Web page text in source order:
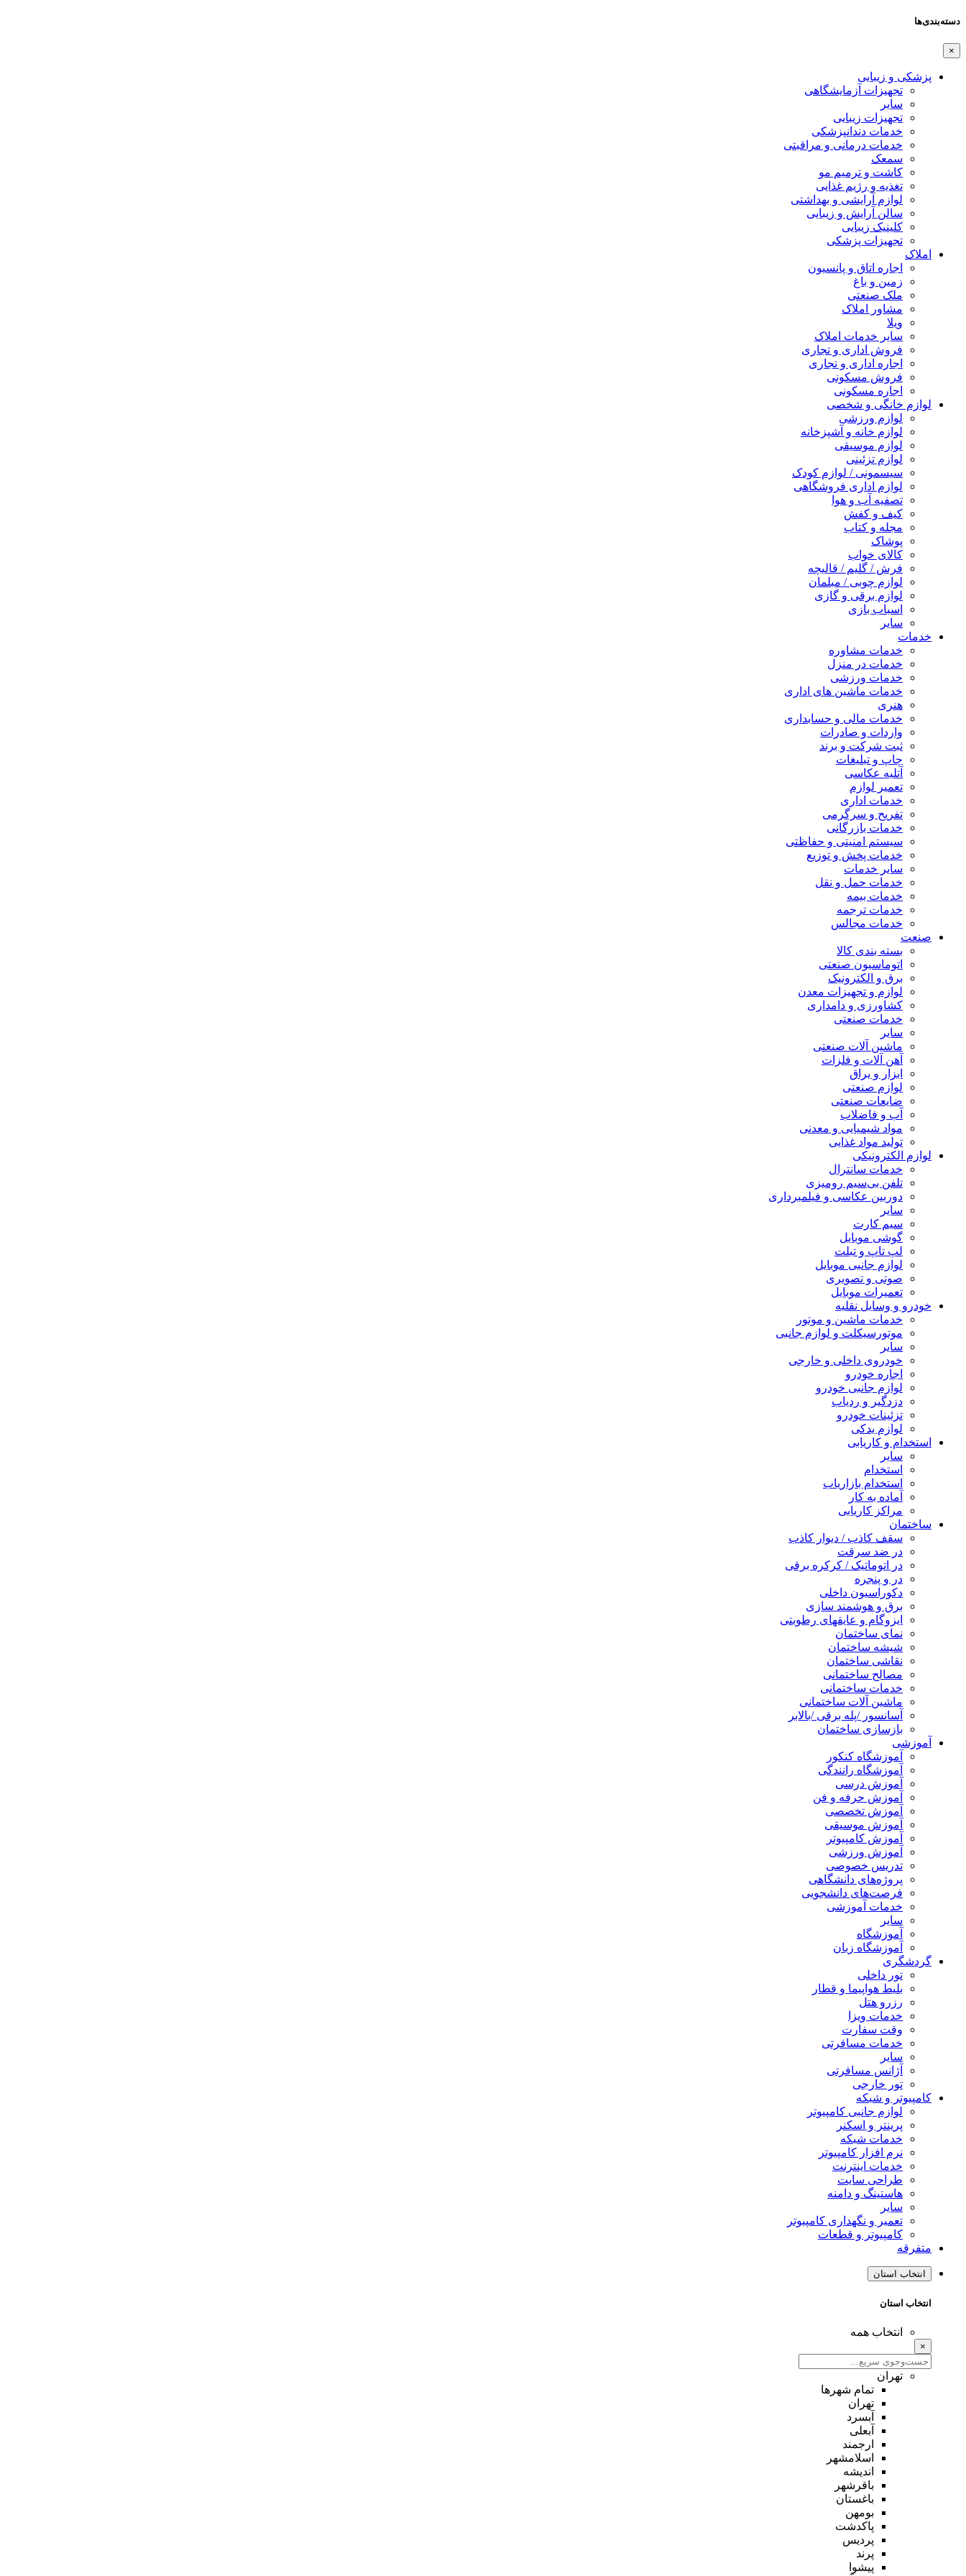
دسته‌بندی‌ها
×
پزشکی و زیبایی
تجهیزات آزمایشگاهی
سایر
تجهیزات زیبایی
خدمات دندانپزشکی
خدمات درمانی و مراقبتی
سمعک
کاشت و ترمیم مو
تغذیه و رژیم غذایی
لوازم آرایشی و بهداشتی
سالن آرایش و زیبایی
کلینیک زیبایی
تجهیزات پزشکی
املاک
اجاره اتاق و پانسیون
زمین و باغ
ملک صنعتی
مشاور املاک
ویلا
سایر خدمات املاک
فروش اداری و تجاری
اجاره اداری و تجاری
فروش مسکونی
اجاره مسکونی
لوازم خانگی و شخصی
لوازم ورزشی
لوازم خانه و آشپزخانه
لوازم موسیقی
لوازم تزئینی
سیسمونی / لوازم کودک
لوازم اداری فروشگاهی
تصفیه آب و هوا
کیف و کفش
مجله و کتاب
پوشاک
کالای خواب
فرش / گلیم / قالیچه
لوازم چوبی / مبلمان
لوازم برقی و گازی
اسباب بازی
سایر
خدمات
خدمات مشاوره
خدمات در منزل
خدمات ورزشی
خدمات ماشین های اداری
هنری
خدمات مالی و حسابداری
واردات و صادرات
ثبت شرکت و برند
چاپ و تبلیغات
آتلیه عکاسی
تعمیر لوازم
خدمات اداری
تفریح و سرگرمی
خدمات بازرگانی
سیستم امنیتی و حفاظتی
خدمات پخش و توزیع
سایر خدمات
خدمات حمل و نقل
خدمات بیمه
خدمات ترجمه
خدمات مجالس
صنعت
بسته بندی کالا
اتوماسیون صنعتی
برق و الکترونیک
لوازم و تجهیزات معدن
کشاورزی و دامداری
خدمات صنعتی
سایر
ماشین آلات صنعتی
آهن آلات و فلزات
ابزار و یراق
لوازم صنعتی
ضایعات صنعتی
آب و فاضلاب
مواد شیمیایی و معدنی
تولید مواد غذایی
لوازم الکترونیکی
خدمات سانترال
تلفن بی‌سیم رومیزی
دوربین عکاسی و فیلمبرداری
سایر
سیم کارت
گوشی موبایل
لپ تاپ و تبلت
لوازم جانبی موبایل
صوتی و تصویری
تعمیرات موبایل
خودرو و وسایل نقلیه
خدمات ماشین و موتور
موتورسیکلت و لوازم جانبی
سایر
خودروی داخلی و خارجی
اجاره خودرو
لوازم جانبی خودرو
دزدگیر و ردیاب
تزئینات خودرو
لوازم یدکی
استخدام و کاریابی
سایر
استخدام
استخدام بازاریاب
آماده به کار
مراکز کاریابی
ساختمان
سقف کاذب / دیوار کاذب
در ضد سرقت
در اتوماتیک / کرکره برقی
در و پنجره
دکوراسیون داخلی
برق و هوشمند سازی
ایزوگام و عایقهای رطوبتی
نمای ساختمان
شیشه ساختمان
نقاشی ساختمان
مصالح ساختمانی
خدمات ساختمانی
ماشین آلات ساختمانی
آسانسور /پله برقی /بالابر
بازسازی ساختمان
آموزشی
آموزشگاه کنکور
آموزشگاه رانندگی
آموزش درسی
آموزش حرفه و فن
آموزش تخصصی
آموزش موسیقی
آموزش کامپیوتر
آموزش ورزشی
تدریس خصوصی
پروژه‌های دانشگاهی
فرصت‌های دانشجویی
خدمات آموزشی
سایر
آموزشگاه
آموزشگاه زبان
گردشگری
تور داخلی
بلیط هواپیما و قطار
رزرو هتل
خدمات ویزا
وقت سفارت
خدمات مسافرتی
سایر
آژانس مسافرتی
تور خارجی
کامپیوتر و شبکه
لوازم جانبی کامپیوتر
پرینتر و اسکنر
خدمات شبکه
نرم افزار کامپیوتر
خدمات اینترنت
طراحی سایت
هاستینگ و دامنه
سایر
تعمیر و نگهداری کامپیوتر
کامپیوتر و قطعات
متفرقه
انتخاب استان
انتخاب استان
انتخاب همه
×
تهران
تمام شهر‌ها
تهران
آبسرد
آبعلی
ارجمند
اسلامشهر
اندیشه
باقرشهر
باغستان
بومهن
پاکدشت
پردیس
پرند
پیشوا